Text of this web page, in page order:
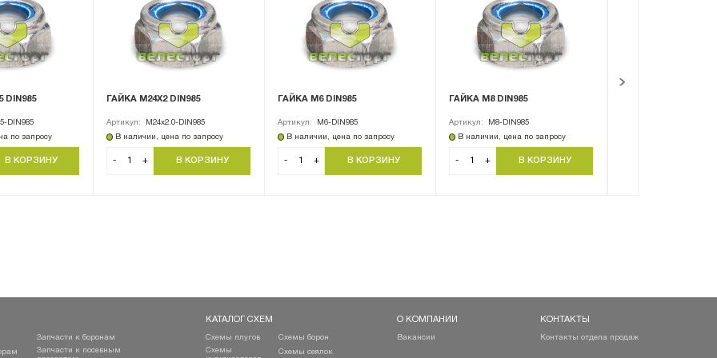
DIN985
DIN985
по запросу
ГАЙКА М24Х2 DIN985
Артикул:
M24х2.0-DIN985
В наличии, цена по запросу
- +
ГАЙКА М6 DIN985
Артикул:
M6-DIN985
В наличии, цена по запросу
- +
ГАЙКА М8 DIN985
Артикул:
M8-DIN985
В наличии, цена по запросу
- +
Запчасти к боронам
Запчасти к посевным
КАТАЛОГ СХЕМ
Схемы плугов
Схемы борон
Схемы
Схемы сеялок
О КОМПАНИИ
Вакансии
КОНТАКТЫ
Контакты отдела продаж